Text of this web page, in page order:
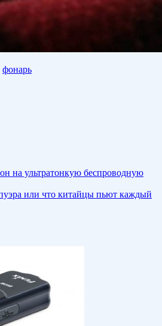
фонарь
на ультратонкую беспроводную
или что китайцы пьют каждый